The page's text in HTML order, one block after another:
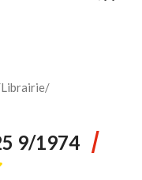
Librairie/
9/1974 /